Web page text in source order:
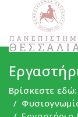
Βρίσκεστε εδώ: